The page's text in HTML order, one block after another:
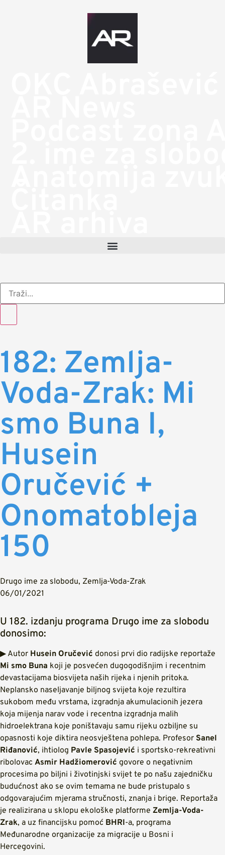
182: Zemlja-
Voda-Zrak: Mi
smo Buna I,
Husein
Oručević +
Onomatobleja
150
Drugo ime za slobodu, Zemlja-Voda-Zrak
06/01/2021
U 182. izdanju programa Drugo ime za slobodu
donosimo:
▶ Autor Husein Oručević donosi prvi dio radijske reportaže
Mi smo Buna koji je posvećen dugogodišnjim i recentnim
devastacijama biosvijeta naših rijeka i njenih pritoka.
Neplansko naseljavanje biljnog svijeta koje rezultira
sukobom među vrstama, izgradnja akumulacionih jezera
koja mijenja narav vode i recentna izgradnja malih
hidroelektrana koje poništavaju samu rijeku ozbiljne su
opasnosti koje diktira neosvještena pohlepa. Profesor Sanel
Riđanović, ihtiolog Pavle Spasojević i sportsko-rekreativni
ribolovac Asmir Hadžiomerović govore o negativnim
procesima po biljni i životinjski svijet te po našu zajedničku
budućnost ako se ovim temama ne bude pristupalo s
odgovarajućim mjerama stručnosti, znanja i brige. Reportaža
je realizirana u sklopu ekološke platforme Zemlja-Voda-
Zrak, a uz financijsku pomoć BHRI-a, programa
Međunarodne organizacije za migracije u Bosni i
Hercegovini.